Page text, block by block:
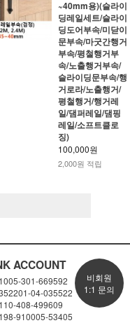
~40mm용)(슬라이
딩레일세트/슬라이
딩도어부속/미닫이
문부속/마굿간행거
부속/평철행거부
속/노출행거부속/
슬라이딩문부속/행
거로라/노출행거/
평철행거/행거레
일/댐퍼레일/댐핑
레일/소프트클로
징)
100,000원
2,000원 적립
ACCOUNT
301-669592
04-035522
408-499609
910005-53405
비회원
1:1 문의